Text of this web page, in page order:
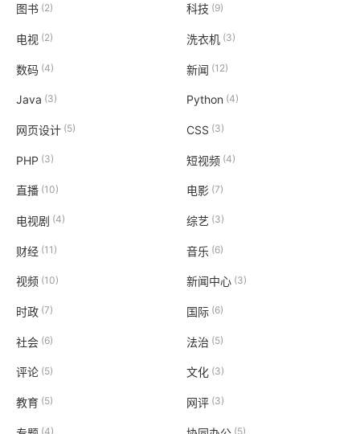
图书 (2) 科技 (9)
电视 (2) 洗衣机 (3)
数码 (4) 新闻 (12)
Java (3) Python (4)
网页设计 (5) CSS (3)
PHP (3) 短视频(4)
直播 (10) 电影 (7)
电视剧 (4) 综艺 (3)
财经 (11) 音乐 (6)
视频 (10) 新闻中心 (3)
时政 (7) 国际(6)
社会 (6) 法治 (5)
评论 (5) 文化 (3)
教育 (5) 网评(3)
(4) (5)